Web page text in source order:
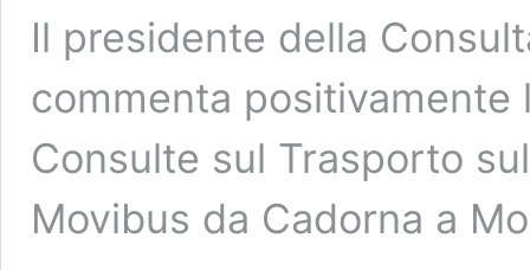
Il presidente della
commenta positivamente
Consulte sul Trasporto
Movibus da Cadorna a